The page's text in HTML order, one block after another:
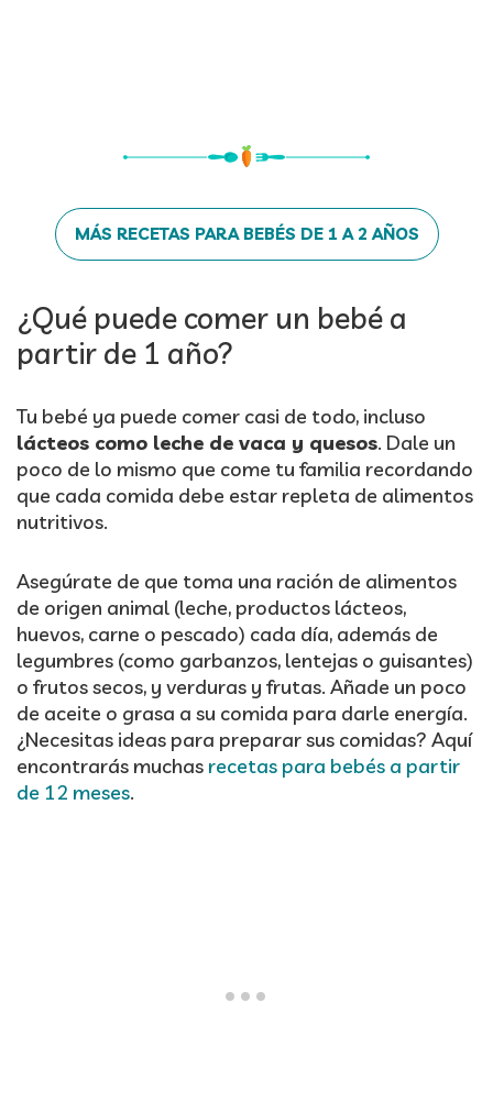
MÁS RECETAS PARA BEBÉS DE 1 A 2 AÑOS
¿Qué puede comer un bebé a
partir de 1 año?
Tu bebé ya puede comer casi de todo, incluso
lácteos como leche de vaca y quesos. Dale un
poco de lo mismo que come tu familia recordando
que cada comida debe estar repleta de alimentos
nutritivos.
Asegúrate de que toma una ración de alimentos
de origen animal (leche, productos lácteos,
huevos, carne o pescado) cada día, además de
legumbres (como garbanzos, lentejas o guisantes)
o frutos secos, y verduras y frutas. Añade un poco
de aceite o grasa a su comida para darle energía.
¿Necesitas ideas para preparar sus comidas? Aquí
encontrarás muchas recetas para bebés a partir
de 12 meses.